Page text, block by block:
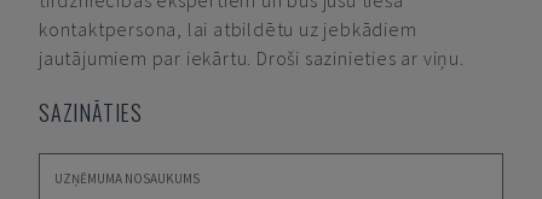
kontaktpersona, lai atbildētu uz jebkādiem
jautājumiem par iekārtu. Droši sazinieties ar viņu.
SAZINĀTIES